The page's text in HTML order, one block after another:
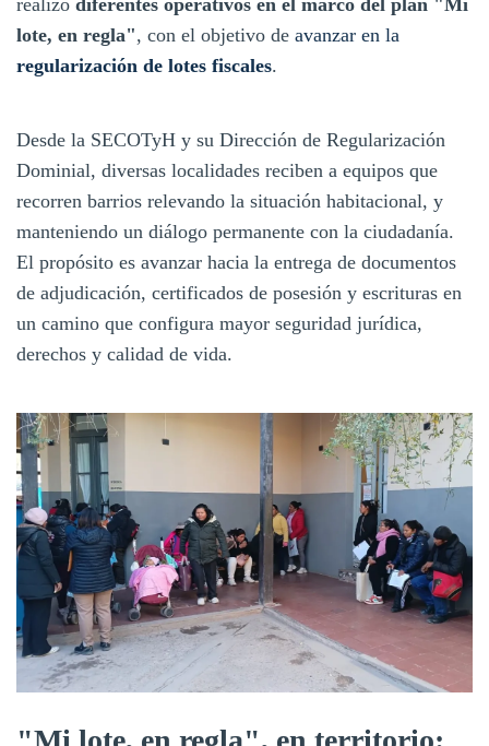
lote, en regla", con el objetivo de avanzar en la
regularización de lotes fiscales.
Desde la SECOTyH y su Dirección de Regularización
Dominial, diversas localidades reciben a equipos que
recorren barrios relevando la situación habitacional, y
manteniendo un diálogo permanente con la ciudadanía.
El propósito es avanzar hacia la entrega de documentos
de adjudicación, certificados de posesión y escrituras en
un camino que configura mayor seguridad jurídica,
derechos y calidad de vida.